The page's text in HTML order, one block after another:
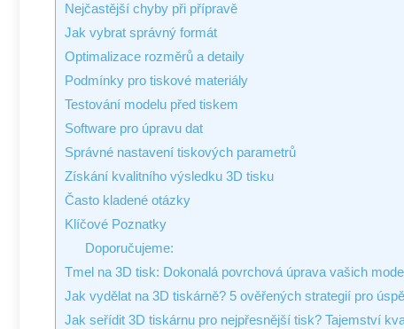
Nejčastější chyby při přípravě
Jak vybrat správný formát
Optimalizace rozměrů a detaily
Podmínky pro tiskové materiály
Testování modelu před tiskem
Software pro úpravu dat
Správné nastavení tiskových parametrů
Získání kvalitního výsledku 3D tisku
Často kladené otázky
Klíčové Poznatky
Doporučujeme:
Tmel na 3D tisk: Dokonalá povrchová úprava vašich
Jak vydělat na 3D tiskárně? 5 ověřených strategií pro
Jak seřídit 3D tiskárnu pro nejpřesnější tisk? Tajemství